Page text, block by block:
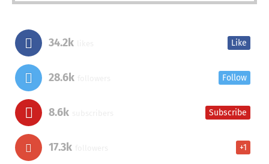
34.2k Like
28.6k Follow
8.6k Subscribe
17.3k +1